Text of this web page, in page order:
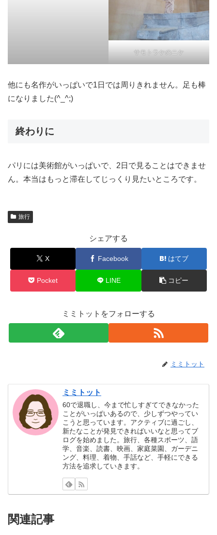
サモトラケのニケ
他にも名作がいっぱいで1日では周りきれません。足も棒
になりました(^_^;)
終わりに
パリには美術館がいっぱいで、2日で見ることはできませ
ん。本当はもっと滞在してじっくり見たいところです。
旅行
シェアする
X Facebook はてブ
Pocket LINE コピー
ミミトットをフォローする
ミミトット
ミミトット
60で退職し、今まで忙しすぎてできなかった
ことがいっぱいあるので、少しずつやってい
こうと思っています。アクティブに過ごし、
新たなことが発見できればいいなと思ってブ
ログを始めました。旅行、各種スポーツ、語
学、音楽、読書、映画、家庭菜園、ガーデニ
ング、料理、着物、手話など、手軽にできる
方法を追求していきます。
関連記事